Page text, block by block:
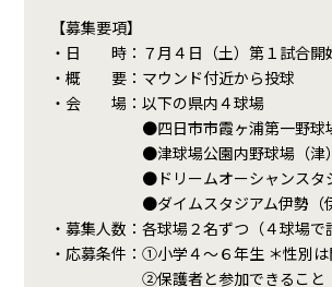
【募集要項】
・日 時：７月４日（土）第１試合開
・概 要：マウンド付近から投球
・会 場：以下の県内４球場
●四日市市霞ヶ浦第一野球場
●津球場公園内野球場（津）
●ドリームオーシャンスタジア
●ダイムスタジアム伊勢（伊
・募集人数：各球場２名ずつ（４球場で
・応募条件：①小学４～６年生 ＊性別
②保護者と参加できること